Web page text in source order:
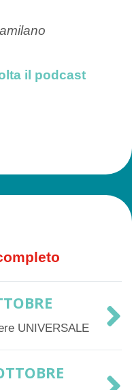
il podcast
UNIVERSALE